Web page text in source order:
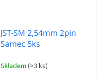
JST-SM 2,54mm 2pin
Samec 5ks
Skladem (>3 ks)